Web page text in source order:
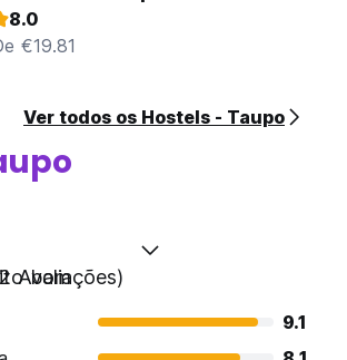
8.0
€19.81
Ver todos os Hostels - Taupo
bom
Avaliações)
9.1